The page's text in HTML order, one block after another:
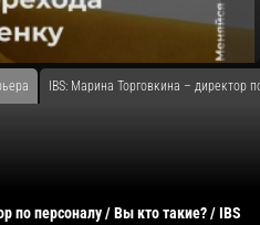
IBS: Марина Торговкина – директор
по персоналу / Вы кто такие? / IBS